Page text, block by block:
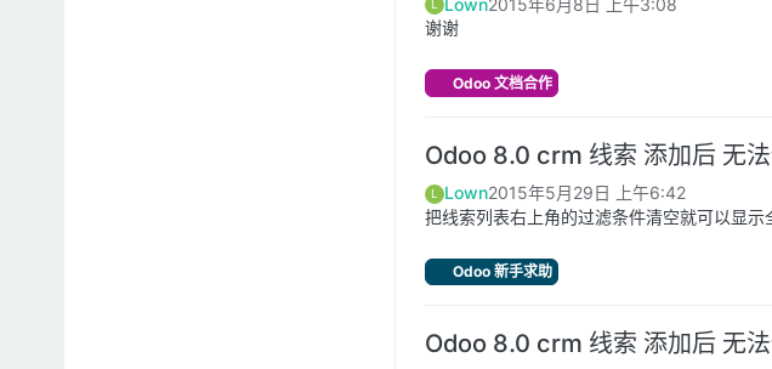
L
谢谢
Odoo 文档合作
Odoo 8.0 crm 线索 添加后 无
L Lown2015年5月29日 上午6:42
把线索列表右上角的过滤条件清空就可以显示
Odoo 新手求助
Odoo 8.0 crm 线索 添加后 无